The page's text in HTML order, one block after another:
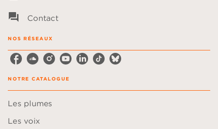
question_answer Contact
NOS RÉSEAUX
NOTRE CATALOGUE
Les plumes
Les voix